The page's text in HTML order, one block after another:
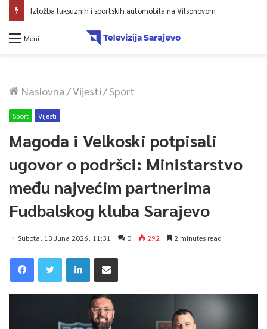
Izložba luksuznih i sportskih automobila na Vilsonovom
Meni
Naslovna/Vijesti/Sport
Sport Vijesti
Magoda i Velkoski potpisali
ugovor o podršci: Ministarstvo
među najvećim partnerima
Fudbalskog kluba Sarajevo
Subota, 13 Juna 2026, 11:31 0 292 2 minutes read